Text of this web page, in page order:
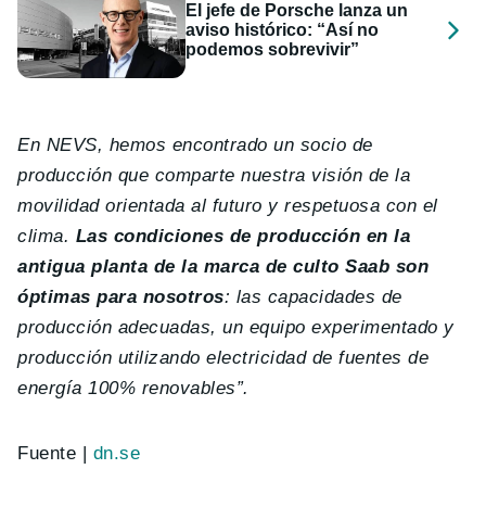
El jefe de Porsche lanza un
aviso histórico: “Así no
podemos sobrevivir”
En NEVS, hemos encontrado un socio de
producción que comparte nuestra visión de la
movilidad orientada al futuro y respetuosa con el
clima. Las condiciones de producción en la
antigua planta de la marca de culto Saab son
óptimas para nosotros: las capacidades de
producción adecuadas, un equipo experimentado y
producción utilizando electricidad de fuentes de
energía 100% renovables”.
Fuente | dn.se